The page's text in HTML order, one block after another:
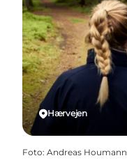
Hærvejen
Foto: Andreas Houmann